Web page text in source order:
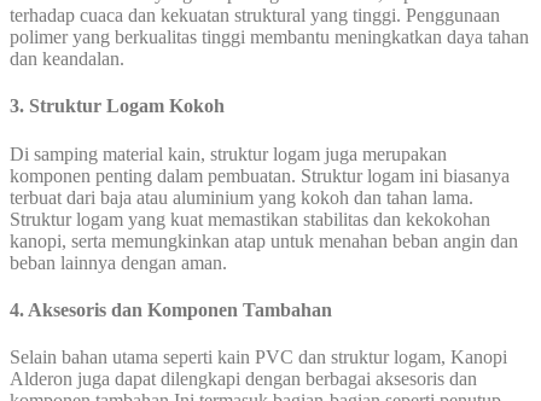
terhadap cuaca dan kekuatan struktural yang tinggi. Penggunaan
polimer yang berkualitas tinggi membantu meningkatkan daya tahan
dan keandalan.
3. Struktur Logam Kokoh
Di samping material kain, struktur logam juga merupakan
komponen penting dalam pembuatan. Struktur logam ini biasanya
terbuat dari baja atau aluminium yang kokoh dan tahan lama.
Struktur logam yang kuat memastikan stabilitas dan kekokohan
kanopi, serta memungkinkan atap untuk menahan beban angin dan
beban lainnya dengan aman.
4. Aksesoris dan Komponen Tambahan
Selain bahan utama seperti kain PVC dan struktur logam, Kanopi
Alderon juga dapat dilengkapi dengan berbagai aksesoris dan